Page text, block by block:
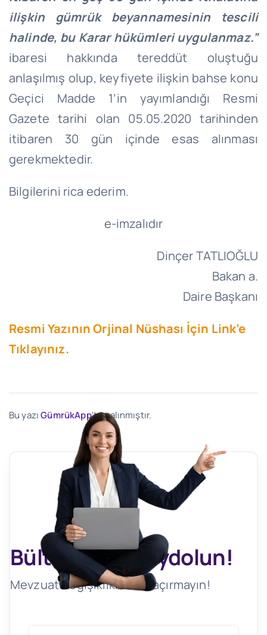
ilişkin gümrük beyannamesinin tescili
halinde, bu Karar hükümleri uygulanmaz.”
ibaresi hakkında tereddüt oluştuğu
anlaşılmış olup, keyfiyete ilişkin bahse konu
Geçici Madde 1’in yayımlandığı Resmi
Gazete tarihi olan 05.05.2020 tarihinden
itibaren 30 gün içinde esas alınması
gerekmektedir.
Bilgilerini rica ederim.
e-imzalıdır
Dinçer TATLIOĞLU
Bakan a.
Daire Başkanı
Resmi Yazının Orjinal Nüshası İçin Link’e
Tıklayınız.
Bu yazıGümrükApp'ten alınmıştır.
Bültenimize Kaydolun!
Mevzuat Değişikliklerini Kaçırmayın!